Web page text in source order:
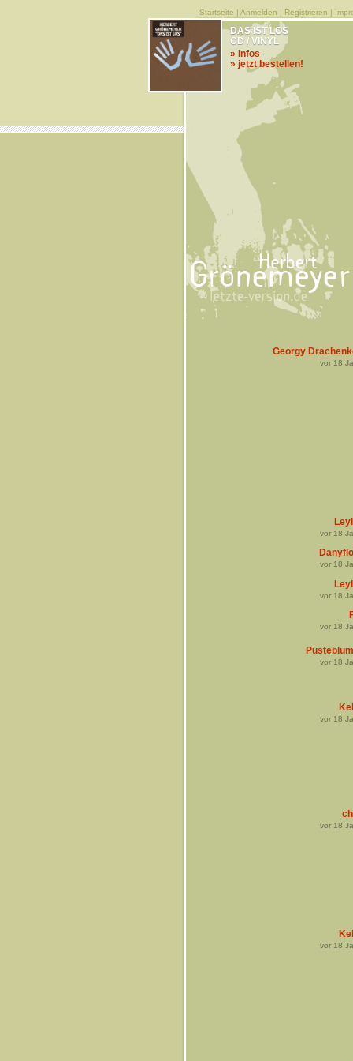
Startseite | Anmelden | Registrieren |
DAS IST LOS
CD / VINYL
» Infos
» jetzt bestellen!
Georgy
vor 18
vor 18
vor 18
vor 18
vor 18
vor 18
vor 18
vor 18
vor 18